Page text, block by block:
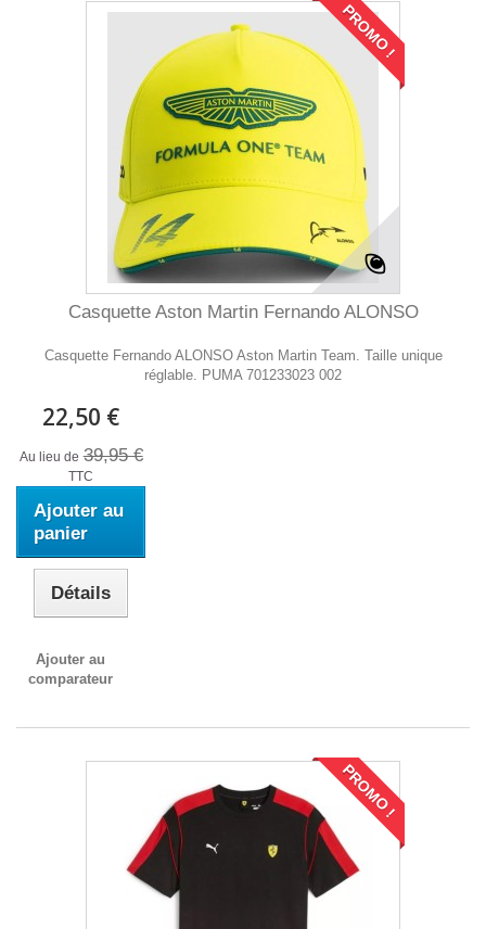
PROMO !
Casquette Aston Martin Fernando ALONSO
Casquette Fernando ALONSO Aston Martin Team. Taille unique
réglable. PUMA 701233023 002
22,50 €
Au lieu de 39,95 €
TTC
Ajouter au
panier
Détails
Ajouter au
comparateur
PROMO !